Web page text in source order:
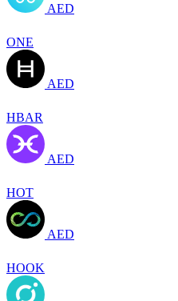
AED
ONE
AED
HBAR
AED
HOT
AED
HOOK